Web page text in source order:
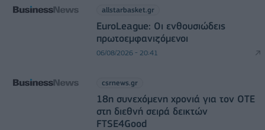
allstarbasket.gr
EuroLeague: Οι ενθουσιώδεις
πρωτοεμφανιζόμενοι
06/08/2026 - 20:41
csrnews.gr
18η συνεχόμενη χρονιά για τον ΟΤΕ
στη διεθνή σειρά δεικτών
FTSE4Good